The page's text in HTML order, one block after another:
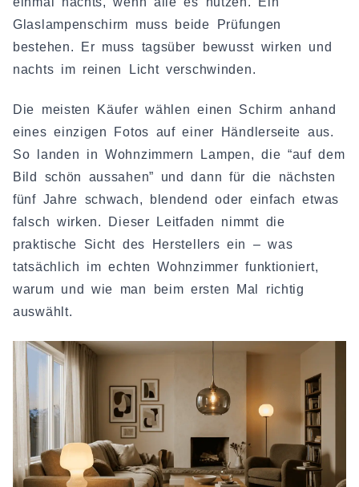
Glaslampenschirm muss beide Prüfungen
bestehen. Er muss tagsüber bewusst wirken und
nachts im reinen Licht verschwinden.
Die meisten Käufer wählen einen Schirm anhand
eines einzigen Fotos auf einer Händlerseite aus.
So landen in Wohnzimmern Lampen, die “auf dem
Bild schön aussahen” und dann für die nächsten
fünf Jahre schwach, blendend oder einfach etwas
falsch wirken. Dieser Leitfaden nimmt die
praktische Sicht des Herstellers ein – was
tatsächlich im echten Wohnzimmer funktioniert,
warum und wie man beim ersten Mal richtig
auswählt.